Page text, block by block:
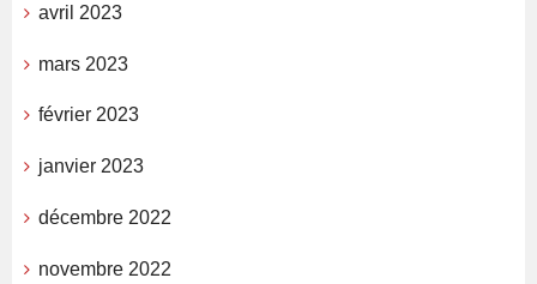
avril 2023
mars 2023
février 2023
janvier 2023
décembre 2022
novembre 2022